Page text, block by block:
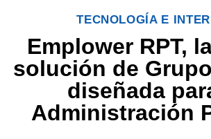
TECNOLOGÍA E
Emplower RPT,
solución de
diseñada
Administración